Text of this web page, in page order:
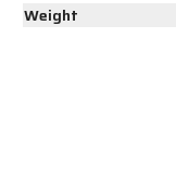
Weight